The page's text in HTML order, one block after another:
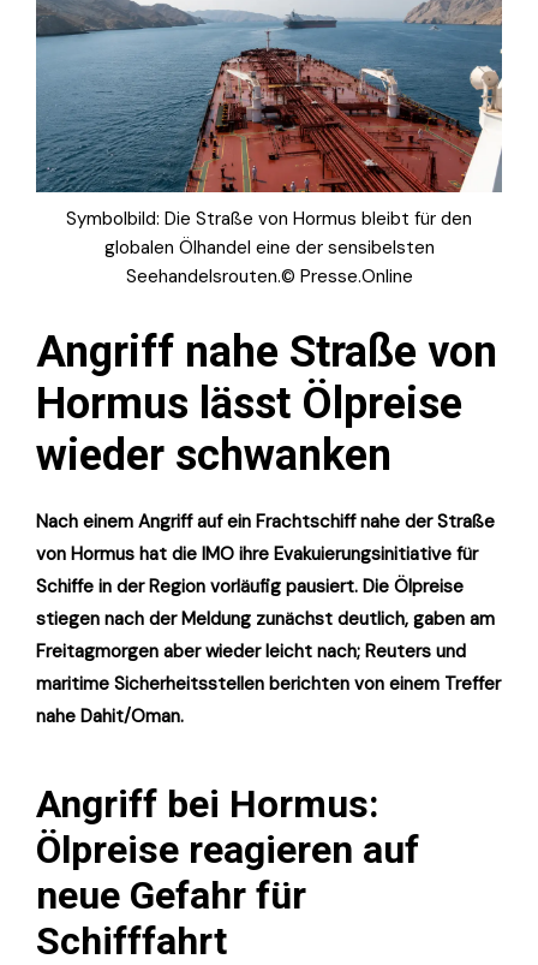
Symbolbild: Die Straße von Hormus bleibt für den
globalen Ölhandel eine der sensibelsten
Seehandelsrouten.© Presse.Online
Angriff nahe Straße von
Hormus lässt Ölpreise
wieder schwanken
Nach einem Angriff auf ein Frachtschiff nahe der Straße
von Hormus hat die IMO ihre Evakuierungsinitiative für
Schiffe in der Region vorläufig pausiert. Die Ölpreise
stiegen nach der Meldung zunächst deutlich, gaben am
Freitagmorgen aber wieder leicht nach; Reuters und
maritime Sicherheitsstellen berichten von einem Treffer
nahe Dahit/Oman.
Angriff bei Hormus:
Ölpreise reagieren auf
neue Gefahr für
Schifffahrt